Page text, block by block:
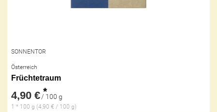
SONNENTOR
Österreich
Früchtetraum
4,90 € *
/ 100 g
1 * 100 g (4,90 € / 100 g)